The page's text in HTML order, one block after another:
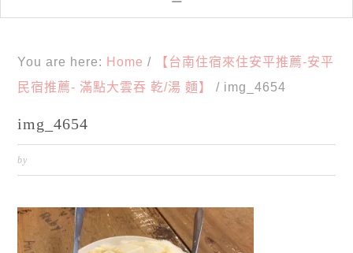
You are here: Home /
【台南住宿來住安平推薦-安平
民宿推薦- 滿點大雲吞 乾/湯 麵】
/ img_4654
img_4654
by